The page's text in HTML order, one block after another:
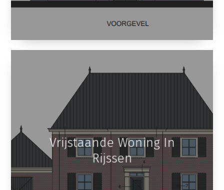
Vrijstaande Woning In
Rijssen